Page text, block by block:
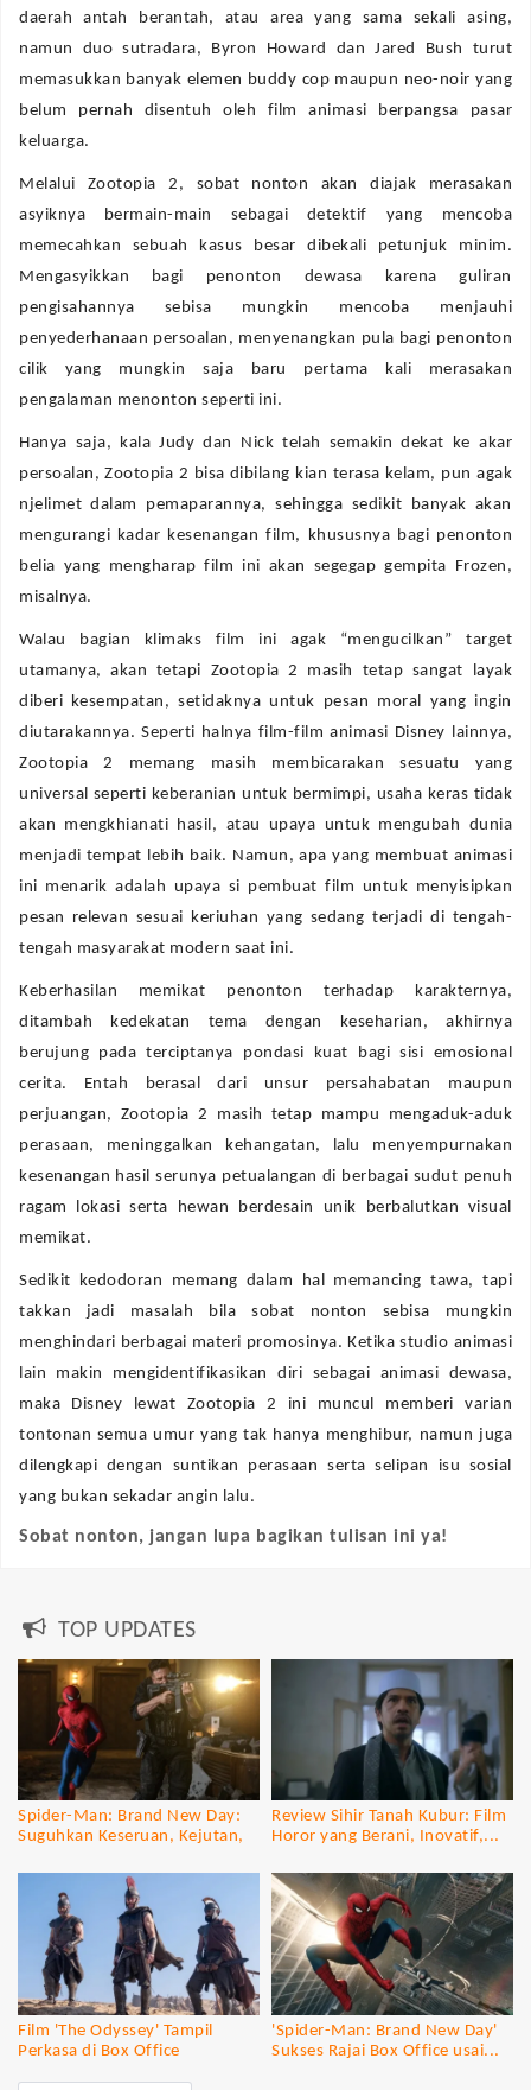
daerah antah berantah, atau area yang sama sekali asing,
namun duo sutradara, Byron Howard dan Jared Bush turut
memasukkan banyak elemen buddy cop maupun neo-noir yang
belum pernah disentuh oleh film animasi berpangsa pasar
keluarga.
Melalui Zootopia 2, sobat nonton akan diajak merasakan
asyiknya bermain-main sebagai detektif yang mencoba
memecahkan sebuah kasus besar dibekali petunjuk minim.
Mengasyikkan bagi penonton dewasa karena guliran
pengisahannya sebisa mungkin mencoba menjauhi
penyederhanaan persoalan, menyenangkan pula bagi penonton
cilik yang mungkin saja baru pertama kali merasakan
pengalaman menonton seperti ini.
Hanya saja, kala Judy dan Nick telah semakin dekat ke akar
persoalan, Zootopia 2 bisa dibilang kian terasa kelam, pun agak
njelimet dalam pemaparannya, sehingga sedikit banyak akan
mengurangi kadar kesenangan film, khususnya bagi penonton
belia yang mengharap film ini akan segegap gempita Frozen,
misalnya.
Walau bagian klimaks film ini agak “mengucilkan” target
utamanya, akan tetapi Zootopia 2 masih tetap sangat layak
diberi kesempatan, setidaknya untuk pesan moral yang ingin
diutarakannya. Seperti halnya film-film animasi Disney lainnya,
Zootopia 2 memang masih membicarakan sesuatu yang
universal seperti keberanian untuk bermimpi, usaha keras tidak
akan mengkhianati hasil, atau upaya untuk mengubah dunia
menjadi tempat lebih baik. Namun, apa yang membuat animasi
ini menarik adalah upaya si pembuat film untuk menyisipkan
pesan relevan sesuai keriuhan yang sedang terjadi di tengah-
tengah masyarakat modern saat ini.
Keberhasilan memikat penonton terhadap karakternya,
ditambah kedekatan tema dengan keseharian, akhirnya
berujung pada terciptanya pondasi kuat bagi sisi emosional
cerita. Entah berasal dari unsur persahabatan maupun
perjuangan, Zootopia 2 masih tetap mampu mengaduk-aduk
perasaan, meninggalkan kehangatan, lalu menyempurnakan
kesenangan hasil serunya petualangan di berbagai sudut penuh
ragam lokasi serta hewan berdesain unik berbalutkan visual
memikat.
Sedikit kedodoran memang dalam hal memancing tawa, tapi
takkan jadi masalah bila sobat nonton sebisa mungkin
menghindari berbagai materi promosinya. Ketika studio animasi
lain makin mengidentifikasikan diri sebagai animasi dewasa,
maka Disney lewat Zootopia 2 ini muncul memberi varian
tontonan semua umur yang tak hanya menghibur, namun juga
dilengkapi dengan suntikan perasaan serta selipan isu sosial
yang bukan sekadar angin lalu.
Sobat nonton, jangan lupa bagikan tulisan ini ya!
TOP UPDATES
Spider-Man: Brand New Day:
Suguhkan Keseruan, Kejutan,
Review Sihir Tanah Kubur: Film
Horor yang Berani, Inovatif,...
Film 'The Odyssey' Tampil
Perkasa di Box Office
'Spider-Man: Brand New Day'
Sukses Rajai Box Office usai...